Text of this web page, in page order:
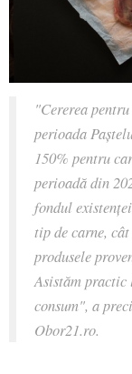
"Cererea
perioada
150% pentru
perioadă din
fondul
tip de carne,
produsele
Asistăm practic
consum", a
Obor21.ro.